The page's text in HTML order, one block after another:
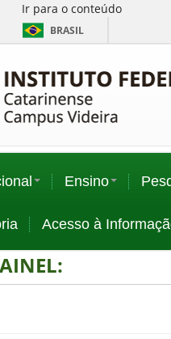
Ir para o conteúdo
BRASIL
Ensino
Acesso à